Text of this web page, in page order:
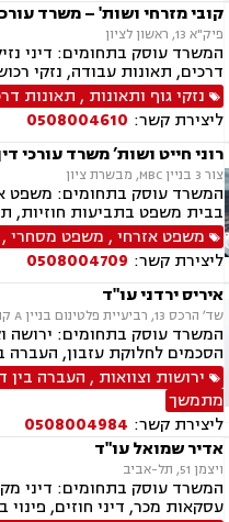
קובי מזרחי ושות' – משרד
פיק"א 13, ראשון לציון
המשרד עוסק בתחומים: דיני
דרכים, תאונות עבודה, נזקי
לאומי – נכות מעבודה, נכות
הטרדות מיניות במקום
שכר, משרד הביטחון, ליטיגציה
מתמשך, משפט מסחרי, צוואות,
ממון, הסכמי פרידה
נזקי גוף ותאונות , תאונות
ליצירת קשר: 0508004610
רוני חייט ושות’ משרד עורכי
צור 3 בניין MBC, מבשרת ציון
המשרד עוסק בתחומים: משפט
בבית משפט בתביעות חוזיות,
ענייני ירושות וצוואות, דיני
נדל"ן, מכר דירה, ייפוי כוח
משפט אזרחי , משפט מסחרי,
ליצירת קשר: 0508004709
איריס ירדני עו"ד
שד׳ הרכס 13, רביעיית פלטינום בניין A קומה 4, מודיעין
המשרד עוסק בתחומים: ירושה
הסכמים לחלוקת עזבון, העברה
מתמשך, דיני עבודה, ליווי בהליכי
גישור בסכסוכי ירושה, בוררת,
תעופה ונסיעות.
ירושות וצוואות , העברה בין
מתמשך
ליצירת קשר: 0508004984
אדיר שמואל עו"ד
ויצמן 51, תל-אביב
המשרד עוסק בתחומים: דיני